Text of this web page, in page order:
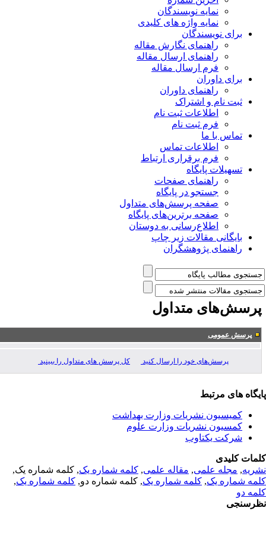
نمایه نویسندگان
نمایه واژه های کلیدی
برای نویسندگان
راهنمای نگارش مقاله
راهنمای ارسال مقاله
فرم ارسال مقاله
برای داوران
راهنمای داوران
ثبت نام و اشتراک
اطلاعات ثبت نام
فرم ثبت نام
تماس با ما
اطلاعات تماس
فرم برقراری ارتباط
تسهیلات پایگاه
راهنمای صفحات
جستجو در پایگاه
صفحه پرسش‌های متداول
صفحه برترین‌های پایگاه
اطلاع‌رسانی به دوستان
بایگانی مقالات زیر چاپ
راهنمای پژوهشگران
متداول
پرسش عمومی
پرسش‌های خود را ارسال کنید کل پرسش های متداول را ببینید
های مرتبط
کمیسیون نشریات وزارت بهداشت
کمسیون نشریات وزارت علوم
شرکت یکتاوب
کلیدی
,مجله علمی, مقاله علمی, کلمه شماره یک, کلمه شماره یک,
شماره یک,کلمه شماره یک, کلمه شماره دو,کلمه شماره یک,
دو